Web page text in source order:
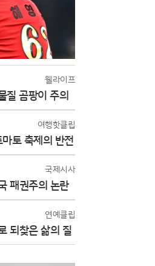
웰라이프
질 곰팡이 주의
여행핫클립
토 축제의 반전
국제시사
패권주의 논란
연예클립
되찾은 삶의 질